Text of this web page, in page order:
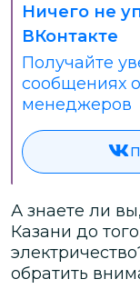
Ничего не
ВКонтакте
Получайте
сообщениях
менеджеров
А знаете ли
Казани до
обратить